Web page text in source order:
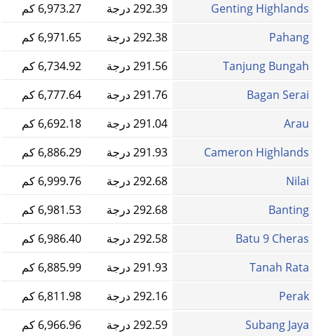
Genting Highlands
292.39 درجة
6,973.27 كم
Pahang
292.38 درجة
6,971.65 كم
Tanjung Bungah
291.56 درجة
6,734.92 كم
Bagan Serai
291.76 درجة
6,777.64 كم
Arau
291.04 درجة
6,692.18 كم
Cameron Highlands
291.93 درجة
6,886.29 كم
Nilai
292.68 درجة
6,999.76 كم
Banting
292.68 درجة
6,981.53 كم
Batu 9 Cheras
292.58 درجة
6,986.40 كم
Tanah Rata
291.93 درجة
6,885.99 كم
Perak
292.16 درجة
6,811.98 كم
Subang Jaya
292.59 درجة
6,966.96 كم